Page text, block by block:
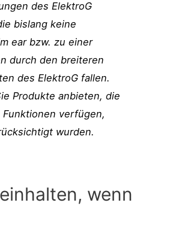
des ElektroG
bislang keine
ear bzw. zu einer
durch den breiteren
des ElektroG fallen.
Produkte anbieten, die
verfügen,
wurden.
wenn